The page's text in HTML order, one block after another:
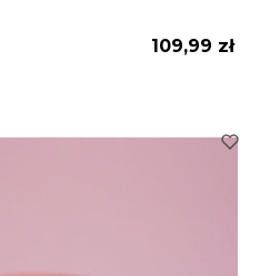
Cena
109,99 zł